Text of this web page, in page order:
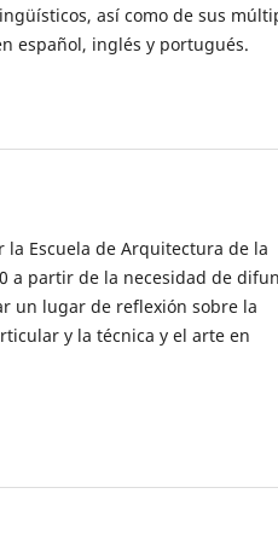
así como de sus
español, inglés y portugués.
la Escuela de Arquitectura de la
a partir de la necesidad de
un lugar de reflexión sobre la
y la técnica y el arte en